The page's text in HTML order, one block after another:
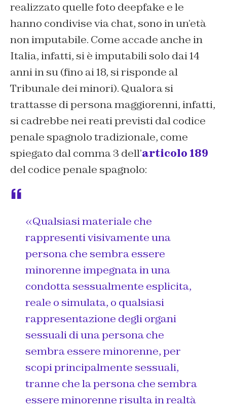
realizzato quelle foto deepfake e le
hanno condivise via chat, sono in un’età
non imputabile. Come accade anche in
Italia, infatti, si è imputabili solo dai 14
anni in su (fino ai 18, si risponde al
Tribunale dei minori). Qualora si
trattasse di persona maggiorenni, infatti,
si cadrebbe nei reati previsti dal codice
penale spagnolo tradizionale, come
spiegato dal comma 3 dell’articolo 189
del codice penale spagnolo:
«Qualsiasi materiale che
rappresenti visivamente una
persona che sembra essere
minorenne impegnata in una
condotta sessualmente esplicita,
reale o simulata, o qualsiasi
rappresentazione degli organi
sessuali di una persona che
sembra essere minorenne, per
scopi principalmente sessuali,
tranne che la persona che sembra
essere minorenne risulta in realtà